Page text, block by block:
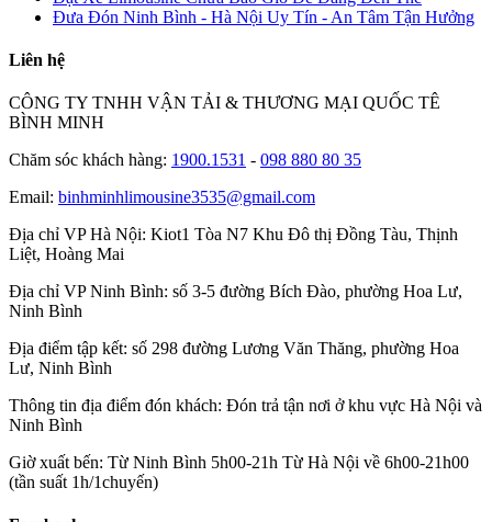
Đưa Đón Ninh Bình - Hà Nội Uy Tín - An Tâm Tận Hưởng
Liên hệ
CÔNG TY TNHH VẬN TẢI & THƯƠNG MẠI QUỐC TÊ
BÌNH MINH
Chăm sóc khách hàng: 1900.1531 - 098 880 80 35
Email: binhminhlimousine3535@gmail.com
Địa chỉ VP Hà Nội: Kiot1 Tòa N7 Khu Đô thị Đồng Tàu, Thịnh
Liệt, Hoàng Mai
Địa chỉ VP Ninh Bình: số 3-5 đường Bích Đào, phường Hoa Lư,
Ninh Bình
Địa điểm tập kết: số 298 đường Lương Văn Thăng, phường Hoa
Lư, Ninh Bình
Thông tin địa điểm đón khách: Đón trả tận nơi ở khu vực Hà Nội và
Ninh Bình
Giờ xuất bến: Từ Ninh Bình 5h00-21h Từ Hà Nội về 6h00-21h00
(tần suất 1h/1chuyến)